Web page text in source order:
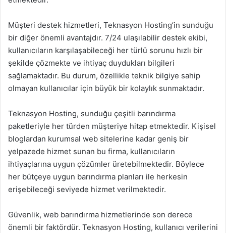
Müşteri destek hizmetleri, Teknasyon Hosting’in sunduğu
bir diğer önemli avantajdır. 7/24 ulaşılabilir destek ekibi,
kullanıcıların karşılaşabileceği her türlü sorunu hızlı bir
şekilde çözmekte ve ihtiyaç duydukları bilgileri
sağlamaktadır. Bu durum, özellikle teknik bilgiye sahip
olmayan kullanıcılar için büyük bir kolaylık sunmaktadır.
Teknasyon Hosting, sunduğu çeşitli barındırma
paketleriyle her türden müşteriye hitap etmektedir. Kişisel
bloglardan kurumsal web sitelerine kadar geniş bir
yelpazede hizmet sunan bu firma, kullanıcıların
ihtiyaçlarına uygun çözümler üretebilmektedir. Böylece
her bütçeye uygun barındırma planları ile herkesin
erişebileceği seviyede hizmet verilmektedir.
Güvenlik, web barındırma hizmetlerinde son derece
önemli bir faktördür. Teknasyon Hosting, kullanıcı verilerini